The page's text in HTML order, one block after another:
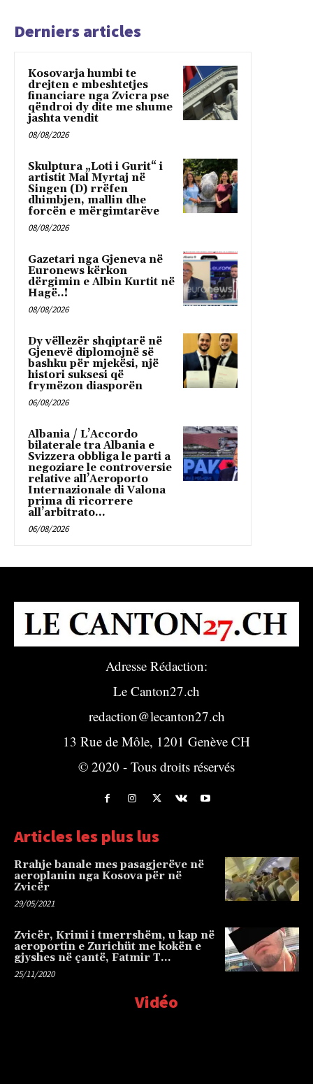
Derniers articles
Kosovarja humbi te
drejten e mbeshtetjes
financiare nga Zvicra pse
qëndroi dy dite me shume
jashta vendit
08/08/2026
Skulptura „Loti i Gurit“ i
artistit Mal Myrtaj në
Singen (D) rrëfen
dhimbjen, mallin dhe
forcën e mërgimtarëve
08/08/2026
Gazetari nga Gjeneva në
Euronews kërkon
dërgimin e Albin Kurtit në
Hagë..!
08/08/2026
Dy vëllezër shqiptarë në
Gjenevë diplomojnë së
bashku për mjekësi, një
histori suksesi që
frymëzon diasporën
06/08/2026
Albania / L’Accordo
bilaterale tra Albania e
Svizzera obbliga le parti a
negoziare le controversie
relative all’Aeroporto
Internazionale di Valona
prima di ricorrere
all’arbitrato...
06/08/2026
Adresse Rédaction:
Le Canton27.ch
redaction@lecanton27.ch
13 Rue de Môle, 1201 Genève CH
© 2020 - Tous droits réservés
Articles les plus lus
Rrahje banale mes pasagjerëve në
aeroplanin nga Kosova për në
Zvicër
29/05/2021
Zvicër, Krimi i tmerrshëm, u kap në
aeroportin e Zurichüt me kokën e
gjyshes në çantë, Fatmir T…
25/11/2020
Vidéo